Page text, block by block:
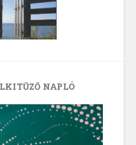
NAPLÓ